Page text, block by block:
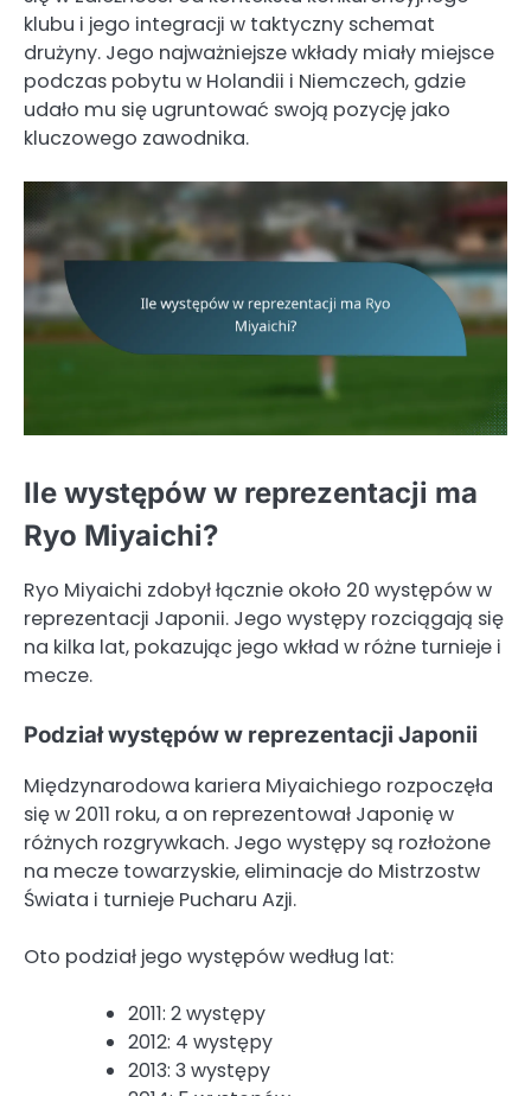
klubu i jego integracji w taktyczny schemat
drużyny. Jego najważniejsze wkłady miały miejsce
podczas pobytu w Holandii i Niemczech, gdzie
udało mu się ugruntować swoją pozycję jako
kluczowego zawodnika.
Ile występów w reprezentacji ma
Ryo Miyaichi?
Ryo Miyaichi zdobył łącznie około 20 występów w
reprezentacji Japonii. Jego występy rozciągają się
na kilka lat, pokazując jego wkład w różne turnieje i
mecze.
Podział występów w reprezentacji Japonii
Międzynarodowa kariera Miyaichiego rozpoczęła
się w 2011 roku, a on reprezentował Japonię w
różnych rozgrywkach. Jego występy są rozłożone
na mecze towarzyskie, eliminacje do Mistrzostw
Świata i turnieje Pucharu Azji.
Oto podział jego występów według lat:
2011: 2 występy
2012: 4 występy
2013: 3 występy